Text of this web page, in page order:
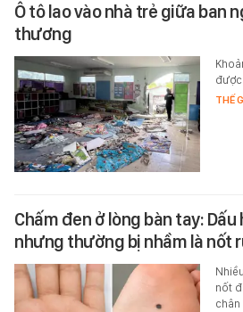
Ô tô lao vào nhà trẻ giữa ban
thương
THẾ
Chấm đen ở lòng bàn tay:
nhưng thường bị nhầm là nốt
nốt